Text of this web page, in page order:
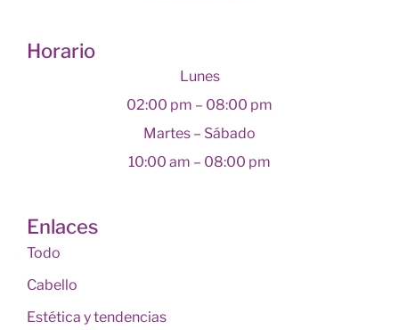
Horario
Lunes
02:00 pm – 08:00 pm
Martes – Sábado
10:00 am – 08:00 pm
Enlaces
Todo
Cabello
Estética y tendencias